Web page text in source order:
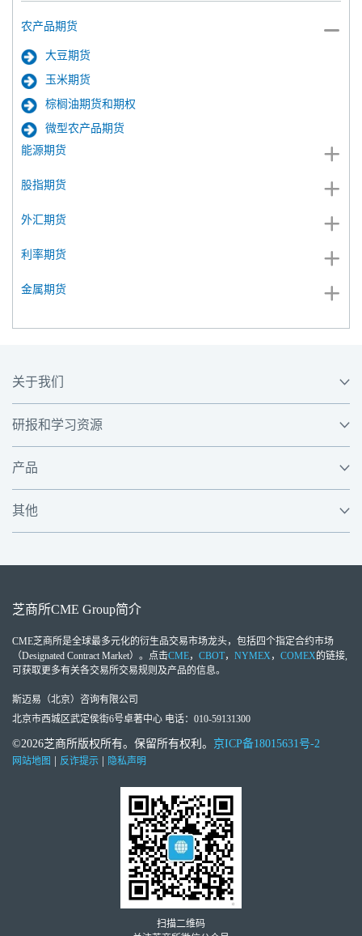
农产品期货
大豆期货
玉米期货
棕榈油期货和期权
微型农产品期货
能源期货
股指期货
外汇期货
利率期货
金属期货
关于我们
研报和学习资源
产品
其他
芝商所CME Group简介
CME芝商所是全球最多元化的衍生品交易市场龙头，包括四个指定合约市场
（Designated Contract Market）。点击CME， CBOT， NYMEX， COMEX的链接,
可获取更多有关各交易所交易规则及产品的信息。
斯迈易（北京）咨询有限公司
北京市西城区武定侯街6号卓著中心 电话：010-59131300
©2026芝商所版权所有。保留所有权利。 京ICP备18015631号-2
网站地图 反诈提示 隐私声明
扫描二维码